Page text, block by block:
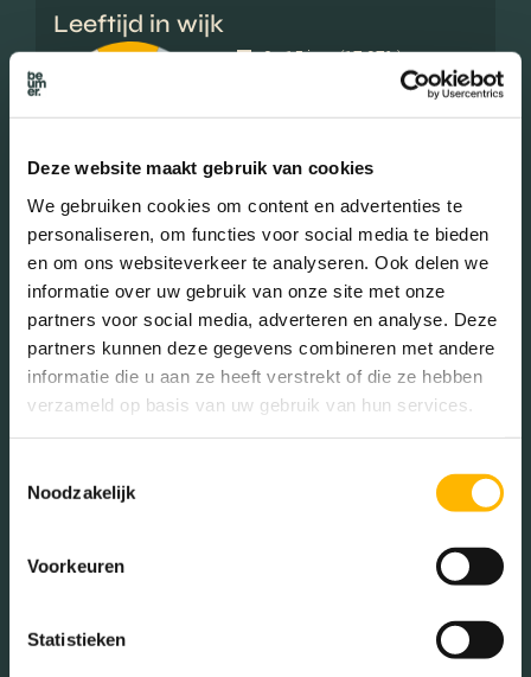
Deze website maakt gebruik van cookies
We gebruiken cookies om content en advertenties te
personaliseren, om functies voor social media te bieden
en om ons websiteverkeer te analyseren. Ook delen we
informatie over uw gebruik van onze site met onze
partners voor social media, adverteren en analyse. Deze
partners kunnen deze gegevens combineren met andere
informatie die u aan ze heeft verstrekt of die ze hebben
verzameld op basis van uw gebruik van hun services.
Noodzakelijk
Voorkeuren
Statistieken
Leeftijd in wijk
0 - 15 jaar (17.97%)
15 - 25 jaar (13.07%)
25 - 45 jaar (25.74%)
65+ jaar (9.52%)
Geslacht
Mannen (49.23%)
Zonder kinderen (29.96%)
Éénpersoons huishoudens